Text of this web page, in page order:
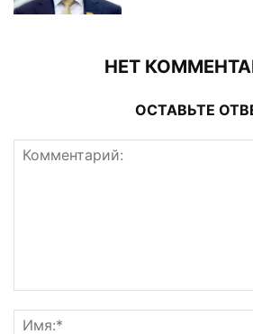
НЕТ
ОСТАВЬТЕ